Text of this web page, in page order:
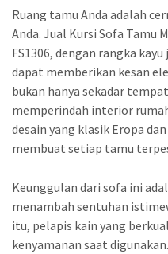
Ruang tamu Anda adalah
Anda. Jual Kursi Sofa Tamu
FS1306, dengan rangka
dapat memberikan kesan
bukan hanya sekadar
memperindah interior
desain yang klasik Eropa
membuat setiap tamu
Keunggulan dari sofa ini
menambah sentuhan
itu, pelapis kain yang
kenyamanan saat